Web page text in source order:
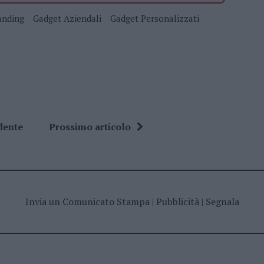
Gadget Aziendali
Gadget Personalizzati
Prossimo articolo
Invia un Comunicato Stampa| Pubblicità| Segnala